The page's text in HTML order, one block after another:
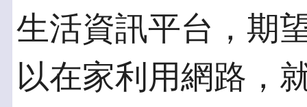
生活資訊平台，期
以在家利用網路，